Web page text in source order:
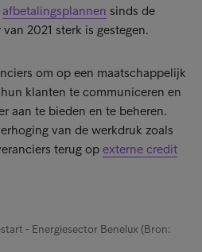
afbetalingsplannen sinds de
2021 sterk is gestegen.
om op een maatschappelijk
klanten te communiceren en
aan te bieden en te beheren.
van de werkdruk zoals
terug op externe credit
- Energiesector Benelux (Bron: